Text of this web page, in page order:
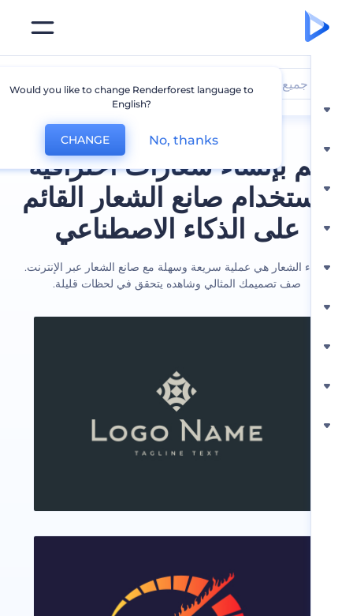
بإنشاء شعارات احترافية
صانع الشعار القائم
على الذكاء الاصطناعي
الشعار هي عملية سريعة وسهلة مع صانع الشعار عبر الإنترنت.
صف تصميمك المثالي وشاهده يتحقق في لحظات قليلة.
جميع الشعاراتWould you like to change Renderforest language to
CHANGE No, thanks